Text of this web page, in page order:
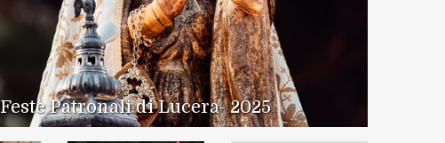
Feste Patronali di Lucera- 2025